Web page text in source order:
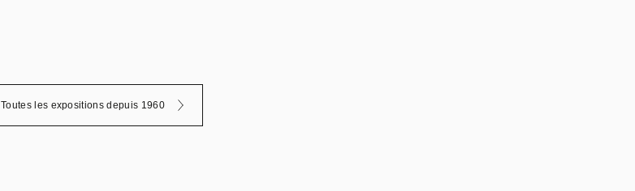
Toutes les expositions depuis 1960